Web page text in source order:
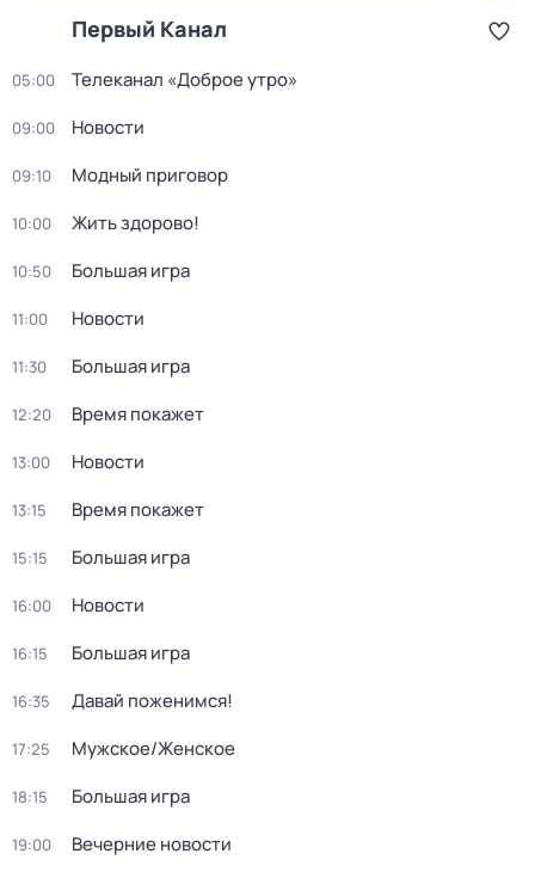
Первый Канал
05:00 Телеканал «Доброе утро»
09:00 Новости
09:10 Модный приговор
10:00 Жить здорово!
10:50 Большая игра
11:00 Новости
11:30 Большая игра
12:20 Время покажет
13:00 Новости
13:15 Время покажет
15:15 Большая игра
16:00 Новости
16:15 Большая игра
16:35 Давай поженимся!
17:25 Мужское/Женское
18:15 Большая игра
19:00 Вечерние новости